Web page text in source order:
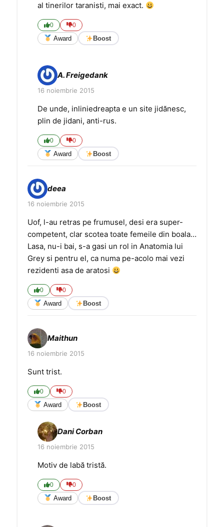
al tinerilor taranisti, mai exact.
0 0
Award Boost
A. Freigedank
16 noiembrie 2015
De unde, inliniedreapta e un site jidănesc,
plin de jidani, anti-rus.
0 0
Award Boost
deea
16 noiembrie 2015
Uof, l-au retras pe frumusel, desi era super-
competent, clar scotea toate femeile din boala…
Lasa, nu-i bai, s-a gasi un rol in Anatomia lui
Grey si pentru el, ca numa pe-acolo mai vezi
rezidenti asa de aratosi
0 0
Award Boost
Maithun
16 noiembrie 2015
Sunt trist.
0 0
Award Boost
Dani Corban
16 noiembrie 2015
Motiv de labă tristă.
0 0
Award Boost